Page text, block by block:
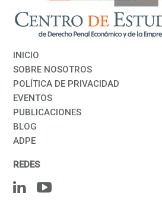
INICIO
SOBRE NOSOTROS
POLÍTICA DE PRIVACIDAD
EVENTOS
PUBLICACIONES
BLOG
ADPE
REDES